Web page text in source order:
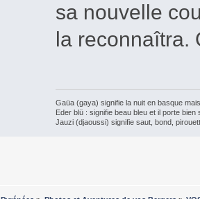
sa nouvelle
la reconnaîtra.
Gaüa (gaya) signifie la nuit en basque
Eder blü : signifie beau bleu et il porte bien
Jauzi (djaoussi) signifie saut, bond,